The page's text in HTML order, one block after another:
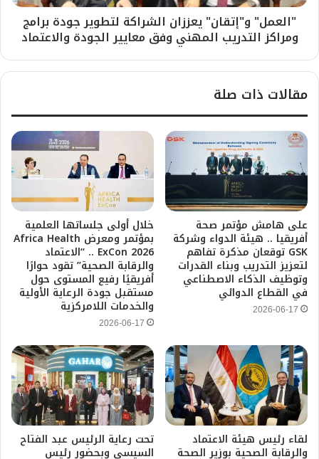
"العمل" و"إتقان" يعززان الشراكة لتطوير جودة برامج
ومراكز التدريب المهني وفق معايير الجودة والاعتماد
مقالات ذات صلة
على هامش مؤتمر صحة
أفريقيا .. هيئة الدواء وشركة
GSK توقعان مذكرة تفاهم
لتعزيز التدريب وبناء القدرات
وتوظيف الذكاء الاصطناعي
في القطاع الدوائي
2026-06-17
خلال أولى جلساتها العلمية
بمؤتمر ومعرض Africa Health
ExCon 2026 .. “الاعتماد
والرقابة الصحية” تقود حوارًا
أفريقيًا رفيع المستوى حول
مستقبل جودة الرعاية الأولية
والخدمات اللامركزية
2026-06-17
لقاء رئيس هيئة الاعتماد
والرقابة الصحية بوزير الصحة
تحت رعاية الرئيس عبد الفتاح
السيسي وبحضور رئيس